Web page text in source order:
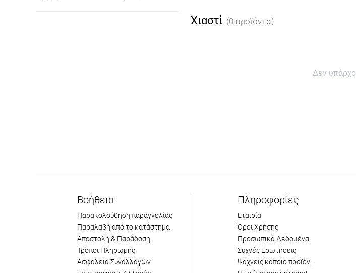
Χιαστί (0 προϊόντα)
Δεν
Βοήθεια
Παρακολούθηση παραγγελίας
Παραλαβή από το κατάστημα
Αποστολή & Παράδοση
Τρόποι Πληρωμής
Ασφάλεια Συναλλαγών
Πληροφορίες
Εταιρία
Όροι Χρήσης
Προσωπικά Δεδομένα
Συχνές Ερωτήσεις
Ψάχνεις κάποιο προϊόν;